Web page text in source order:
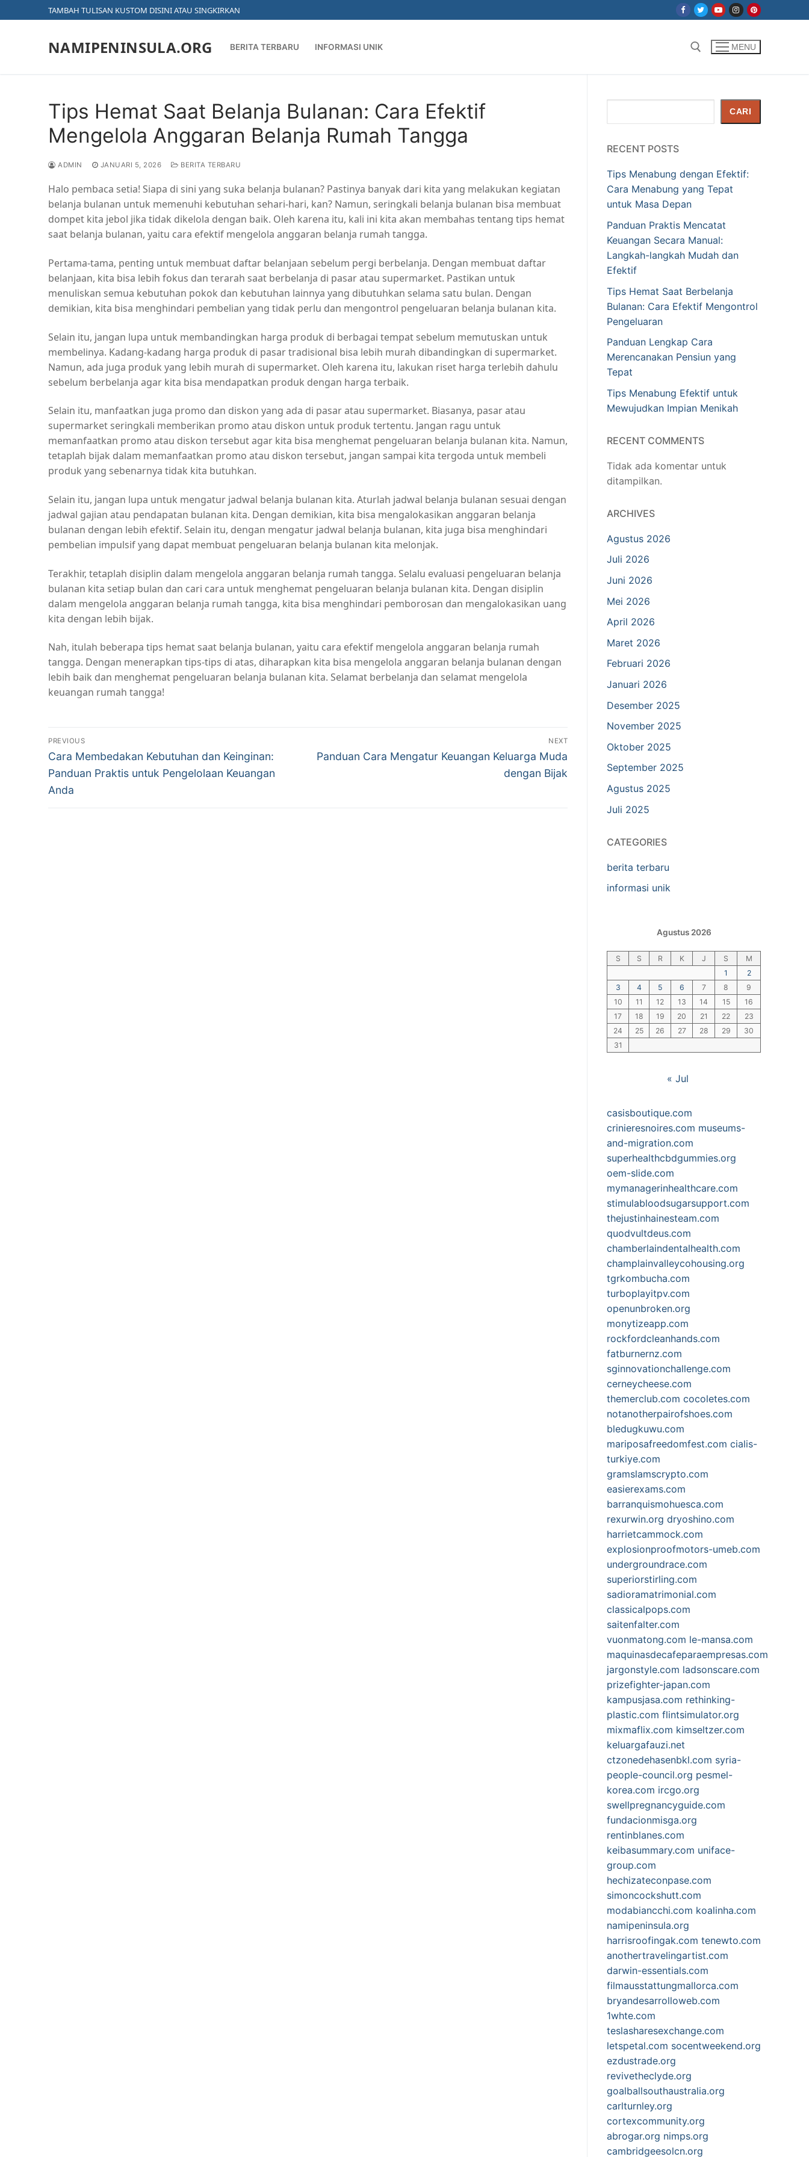
ke
TAMBAH TULISAN KUSTOM DISINI ATAU SINGKIRKAN
NAMIPENINSULA.ORG BERITA TERBARU INFORMASI UNIK MENU
Tips Hemat Saat Belanja Bulanan: Cara Efektif
Mengelola Anggaran Belanja Rumah Tangga
ADMIN JANUARI 5, 2026 BERITA TERBARU
Halo pembaca setia! Siapa di sini yang suka belanja bulanan? Pastinya banyak dari kita yang melakukan kegiatan
belanja bulanan untuk memenuhi kebutuhan sehari-hari, kan? Namun, seringkali belanja bulanan bisa membuat
dompet kita jebol jika tidak dikelola dengan baik. Oleh karena itu, kali ini kita akan membahas tentang tips hemat
saat belanja bulanan, yaitu cara efektif mengelola anggaran belanja rumah tangga.
Pertama-tama, penting untuk membuat daftar belanjaan sebelum pergi berbelanja. Dengan membuat daftar
belanjaan, kita bisa lebih fokus dan terarah saat berbelanja di pasar atau supermarket. Pastikan untuk
menuliskan semua kebutuhan pokok dan kebutuhan lainnya yang dibutuhkan selama satu bulan. Dengan
demikian, kita bisa menghindari pembelian yang tidak perlu dan mengontrol pengeluaran belanja bulanan kita.
Selain itu, jangan lupa untuk membandingkan harga produk di berbagai tempat sebelum memutuskan untuk
membelinya. Kadang-kadang harga produk di pasar tradisional bisa lebih murah dibandingkan di supermarket.
Namun, ada juga produk yang lebih murah di supermarket. Oleh karena itu, lakukan riset harga terlebih dahulu
sebelum berbelanja agar kita bisa mendapatkan produk dengan harga terbaik.
Selain itu, manfaatkan juga promo dan diskon yang ada di pasar atau supermarket. Biasanya, pasar atau
supermarket seringkali memberikan promo atau diskon untuk produk tertentu. Jangan ragu untuk
memanfaatkan promo atau diskon tersebut agar kita bisa menghemat pengeluaran belanja bulanan kita. Namun,
tetaplah bijak dalam memanfaatkan promo atau diskon tersebut, jangan sampai kita tergoda untuk membeli
produk yang sebenarnya tidak kita butuhkan.
Selain itu, jangan lupa untuk mengatur jadwal belanja bulanan kita. Aturlah jadwal belanja bulanan sesuai dengan
jadwal gajian atau pendapatan bulanan kita. Dengan demikian, kita bisa mengalokasikan anggaran belanja
bulanan dengan lebih efektif. Selain itu, dengan mengatur jadwal belanja bulanan, kita juga bisa menghindari
pembelian impulsif yang dapat membuat pengeluaran belanja bulanan kita melonjak.
Terakhir, tetaplah disiplin dalam mengelola anggaran belanja rumah tangga. Selalu evaluasi pengeluaran belanja
bulanan kita setiap bulan dan cari cara untuk menghemat pengeluaran belanja bulanan kita. Dengan disiplin
dalam mengelola anggaran belanja rumah tangga, kita bisa menghindari pemborosan dan mengalokasikan uang
kita dengan lebih bijak.
Nah, itulah beberapa tips hemat saat belanja bulanan, yaitu cara efektif mengelola anggaran belanja rumah
tangga. Dengan menerapkan tips-tips di atas, diharapkan kita bisa mengelola anggaran belanja bulanan dengan
lebih baik dan menghemat pengeluaran belanja bulanan kita. Selamat berbelanja dan selamat mengelola
keuangan rumah tangga!
Navigasi
pos
PREVIOUS
Previous
post:
Cara Membedakan Kebutuhan dan Keinginan:
Panduan Praktis untuk Pengelolaan Keuangan
Anda
NEXT
Next
Panduan Cara Mengatur Keuangan Keluarga Muda
dengan Bijak
CARI
RECENT POSTS
Tips Menabung dengan Efektif:
Cara Menabung yang Tepat
untuk Masa Depan
Panduan Praktis Mencatat
Keuangan Secara Manual:
Langkah-langkah Mudah dan
Efektif
Tips Hemat Saat Berbelanja
Bulanan: Cara Efektif Mengontrol
Pengeluaran
Panduan Lengkap Cara
Merencanakan Pensiun yang
Tepat
Tips Menabung Efektif untuk
Mewujudkan Impian Menikah
RECENT COMMENTS
Tidak ada komentar untuk
ditampilkan.
ARCHIVES
Agustus 2026
Juli 2026
Juni 2026
Mei 2026
April 2026
Maret 2026
Februari 2026
Januari 2026
Desember 2025
November 2025
Oktober 2025
September 2025
Agustus 2025
Juli 2025
CATEGORIES
berita terbaru
informasi unik
Agustus 2026
S S R K J S
M
1
2
3
4 5 6 7 8
9
10
11 12 13 14 15
16
17
18 19 20 21 22
23
24
25 26 27 28 29
30
31
« Jul
casisboutique.com
crinieresnoires.com museums-
and-migration.com
superhealthcbdgummies.org
oem-slide.com
mymanagerinhealthcare.com
stimulabloodsugarsupport.com
thejustinhainesteam.com
quodvultdeus.com
chamberlaindentalhealth.com
champlainvalleycohousing.org
tgrkombucha.com
turboplayitpv.com
openunbroken.org
monytizeapp.com
rockfordcleanhands.com
fatburnernz.com
sginnovationchallenge.com
cerneycheese.com
themerclub.com cocoletes.com
notanotherpairofshoes.com
bledugkuwu.com
mariposafreedomfest.com cialis-
turkiye.com
gramslamscrypto.com
easierexams.com
barranquismohuesca.com
rexurwin.org dryoshino.com
harrietcammock.com
explosionproofmotors-umeb.com
undergroundrace.com
superiorstirling.com
sadioramatrimonial.com
classicalpops.com
saitenfalter.com
vuonmatong.com le-mansa.com
maquinasdecafeparaempresas.com
jargonstyle.com ladsonscare.com
prizefighter-japan.com
kampusjasa.com rethinking-
plastic.com flintsimulator.org
mixmaflix.com kimseltzer.com
keluargafauzi.net
ctzonedehasenbkl.com syria-
people-council.org pesmel-
korea.com ircgo.org
swellpregnancyguide.com
fundacionmisga.org
rentinblanes.com
keibasummary.com uniface-
group.com
hechizateconpase.com
simoncockshutt.com
modabiancchi.com koalinha.com
namipeninsula.org
harrisroofingak.com tenewto.com
anothertravelingartist.com
darwin-essentials.com
filmausstattungmallorca.com
bryandesarrolloweb.com
1whte.com
teslasharesexchange.com
letspetal.com socentweekend.org
ezdustrade.org
revivetheclyde.org
goalballsouthaustralia.org
carlturnley.org
cortexcommunity.org
abrogar.org nimps.org
cambridgeesolcn.org